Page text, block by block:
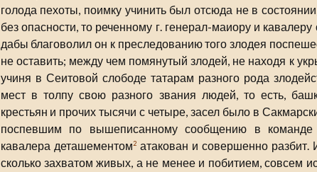
голода пехоты, поимку учинить был отсюда не в
без опасности, то реченному г. генерал-маиору и
дабы благоволил он к преследованию того злодея
не оставить; между чем помянутый злодей, не находя к
учиня в Сеитовой слободе татарам разного рода
мест в толпу свою разного звания людей, то есть,
крестьян и прочих тысячи с четыре, засел было в
поспевшим по вышеписанному сообщению в команде
кавалера деташементом2атакован и совершенно разбит.
сколько захватом живых, а не менее и побитием, совсем